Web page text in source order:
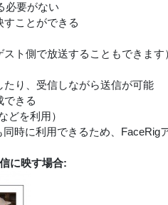
必要がない
すことができる
ト側で放送することもできます
たり、受信しながら送信が可能
できる
どを利用）
同時に利用できるため、FaceRig
に映す場合: